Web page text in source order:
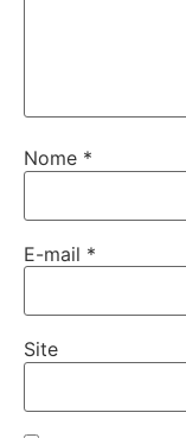
Nome *
E-mail *
Site